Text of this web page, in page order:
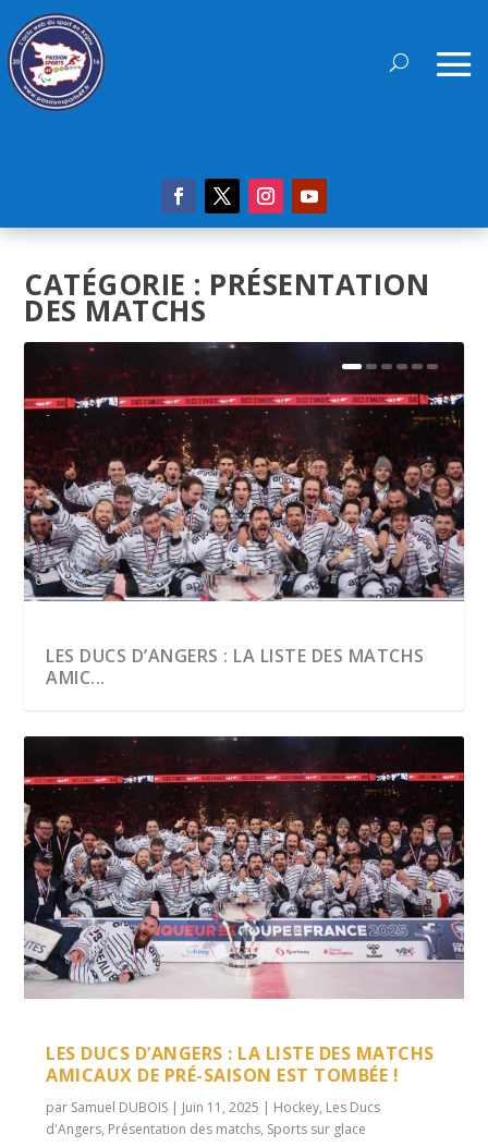
CATÉGORIE : PRÉSENTATION
DES MATCHS
LES DUCS D’ANGERS : LA LISTE DES MATCHS
AMIC...
AVANT D’AFF...
BOXERS DE B...
SIGNEN...
LEUR PREMIER MA...
OBTENIR UN BON...
LES DUCS D’ANGERS : LA LISTE DES MATCHS
AMICAUX DE PRÉ-SAISON EST TOMBÉE !
par Samuel DUBOIS | Juin 11, 2025 | Hockey, Les Ducs
d'Angers, Présentation des matchs, Sports sur glace